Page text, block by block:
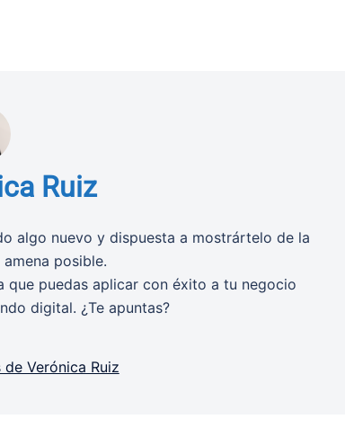
Ruiz
algo nuevo y dispuesta a mostrártelo de la
posible.
que puedas aplicar con éxito a tu negocio
digital. ¿Te apuntas?
Verónica Ruiz